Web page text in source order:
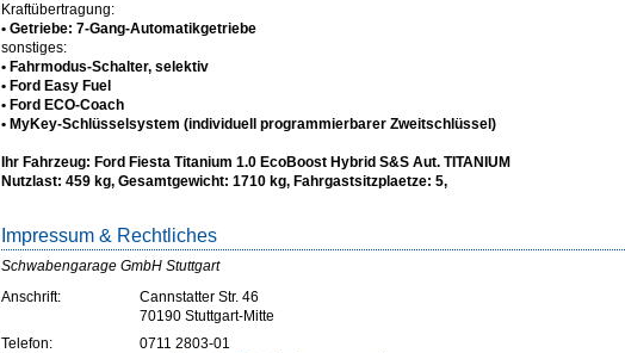
Kraftübertragung:
• Getriebe: 7-Gang-Automatikgetriebe
sonstiges:
• Fahrmodus-Schalter, selektiv
• Ford Easy Fuel
• Ford ECO-Coach
• MyKey-Schlüsselsystem (individuell programmierbarer Zweitschlüssel)
Ihr Fahrzeug: Ford Fiesta Titanium 1.0 EcoBoost Hybrid S&S Aut. TITANIUM
Nutzlast: 459 kg, Gesamtgewicht: 1710 kg, Fahrgastsitzplaetze: 5,
Impressum & Rechtliches
Schwabengarage GmbH Stuttgart
Anschrift:
Cannstatter Str. 46
70190 Stuttgart-Mitte
Telefon:
0711 2803-01